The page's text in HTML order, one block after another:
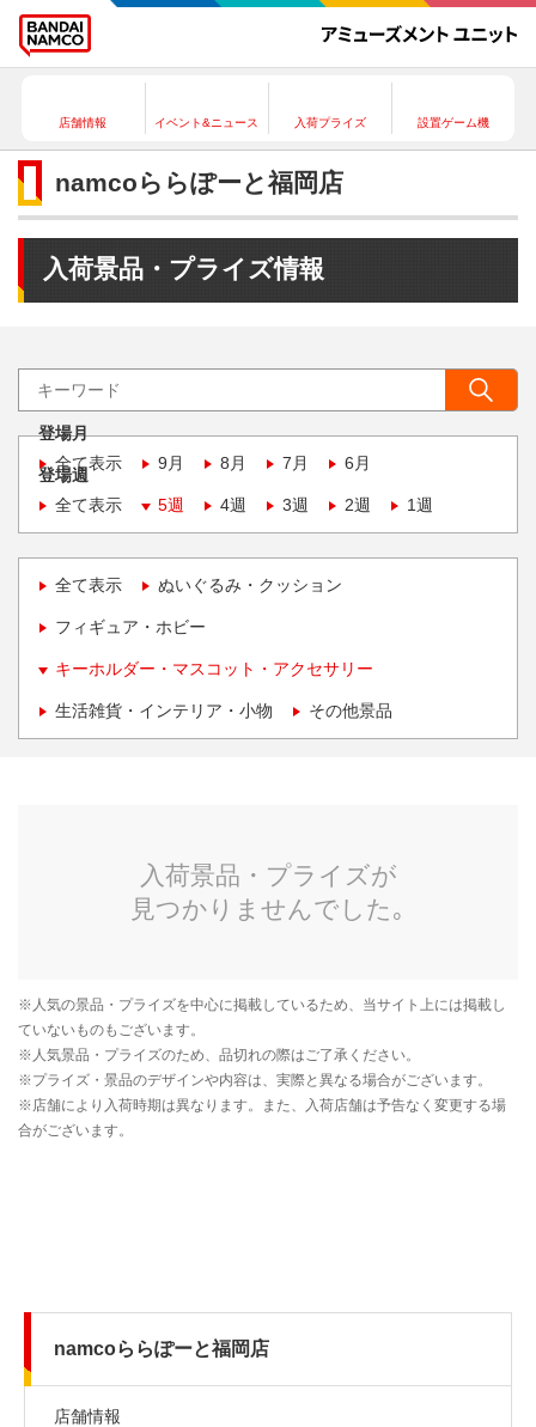
店舗情報 イベント&ニュース 入荷プライズ 設置ゲーム機
namcoららぽーと福岡店
入荷景品・プライズ情報
登場月
全て表示
9月 8月 7月 6月
登場週
全て表示
5週 4週 3週 2週 1週
全て表示 ぬいぐるみ・クッション
フィギュア・ホビー
キーホルダー・マスコット・アクセサリー
生活雑貨・インテリア・小物 その他景品
namcoららぽーと福岡店
店舗情報